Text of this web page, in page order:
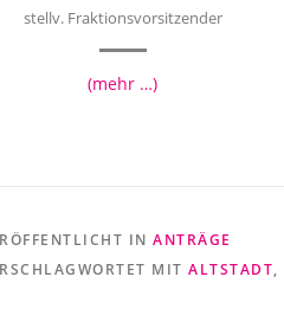
stellv. Fraktionsvorsitzender
(mehr …)
IN ANTRÄGE
MIT ALTSTADT,